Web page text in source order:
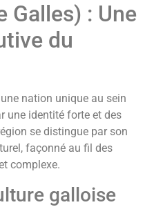
Galles) : Une
du
nation unique au sein
une identité forte et des
se distingue par son
façonné au fil des
complexe.
galloise